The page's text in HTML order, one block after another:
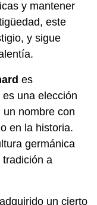
y mantener
este
y sigue
es
una elección
nombre con
en la historia.
germánica
a
un cierto